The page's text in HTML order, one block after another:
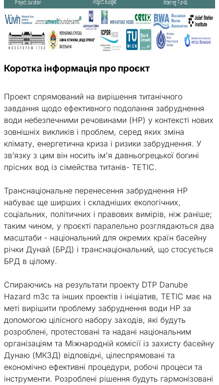
Коротка інформація про проєкт
Проект спрямований на вирішення титанічного
завдання щодо ефективного подолання забруднення
води небезпечними речовинами (НР) у контексті нових
зовнішніх викликів і проблем, серед яких зміна
клімату, енергетична криза і ризики забруднення. У
зв’язку з цим він носить ім'я давньогрецької богині
прісних вод із сімейства титанів- ТЕТІС.
Транснаціональне перенесення забруднення НР
набуває ще ширших і складніших екологічних,
соціальних, політичних і правових вимірів, ніж раніше;
таким чином, у проєкті паралельно розглядаються два
масштаби - національний для окремих країн басейну
річки Дунай (БРД) і транснаціональний, що стосується
БРД в цілому.
Спираючись на результати проекту DTP Danube
Hazard m3c та інших проектів і ініціатив, ТЕТІС має на
меті вирішити проблему забруднення води НР за
допомогою цілісного набору заходів, які будуть
розроблені, протестовані та надані національним
організаціям та Міжнародній комісії із захисту басейну
Дунаю (МКЗД) відповідні, цілеспрямовані та
економічно ефективні процедури, робочі процеси та
інструменти. Розроблені рішення будуть гармонізовані